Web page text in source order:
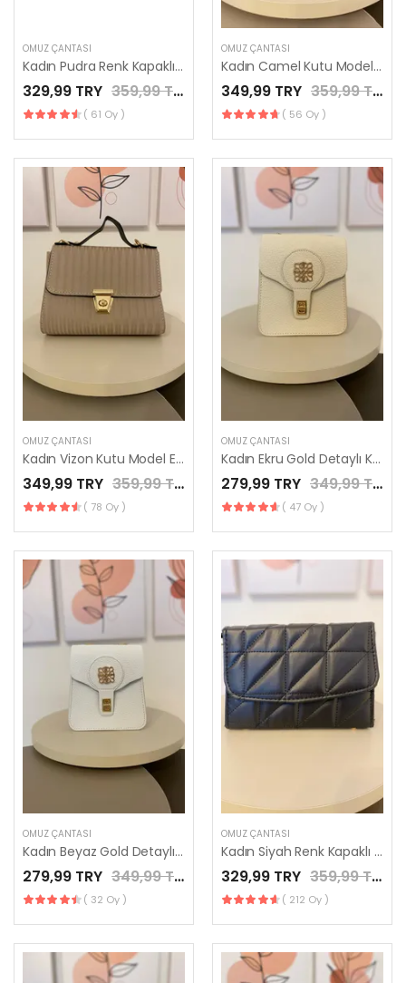
OMUZ ÇANTASI
Kadın Pudra Renk Kapaklı Kutu Model El Çantası / LES MINORIA
329,99 TRY 359,99 TRY
( 61 Oy )
OMUZ ÇANTASI
Kadın Camel Kutu Model El Çantası / LES MINORIA
349,99 TRY 359,99 TRY
( 56 Oy )
OMUZ ÇANTASI
Kadın Vizon Kutu Model El Çantası / LES MINORIA
349,99 TRY 359,99 TRY
( 78 Oy )
OMUZ ÇANTASI
Kadın Ekru Gold Detaylı Kutu Model El Çantası / LES MINORIA
279,99 TRY 349,99 TRY
( 47 Oy )
OMUZ ÇANTASI
Kadın Beyaz Gold Detaylı Kutu Model El Çantası / LES MINORIA
279,99 TRY 349,99 TRY
( 32 Oy )
OMUZ ÇANTASI
Kadın Siyah Renk Kapaklı Kutu Model El Çantası / LES MINORIA
329,99 TRY 359,99 TRY
( 212 Oy )